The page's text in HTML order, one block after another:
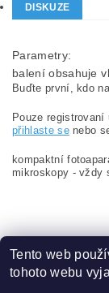
DISKUZE
Parametry:
balení obsahuje
Buďte první, kdo
Pouze
přihlaste senebo
kompaktní
mikroskopy - vždy
Tento web
tohoto webu